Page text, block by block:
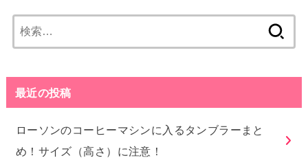
索:
最近の投稿
ローソンのコーヒーマシンに入るタンブラーまと
め！サイズ（高さ）に注意！